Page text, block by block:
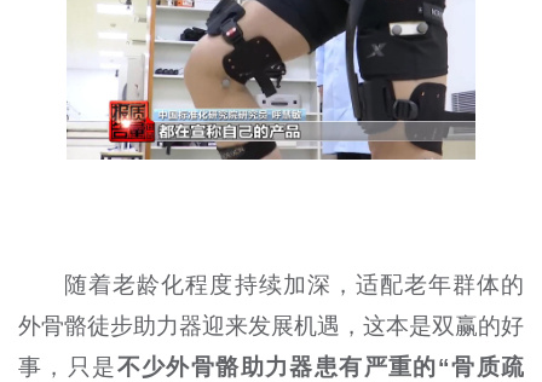
随着老龄化程度持续加深，适配老年群体的
外骨骼徒步助力器迎来发展机遇，这本是双赢的好
事，只是不少外骨骼助力器患有严重的“骨质疏